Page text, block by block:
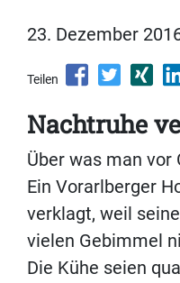
23. Dezember
Teilen
Nachtruhe
Über was man
Ein Vorarlberger
verklagt, weil
vielen Gebimmel
Die Kühe seien